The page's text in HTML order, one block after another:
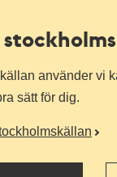
använder vi
sätt för dig.